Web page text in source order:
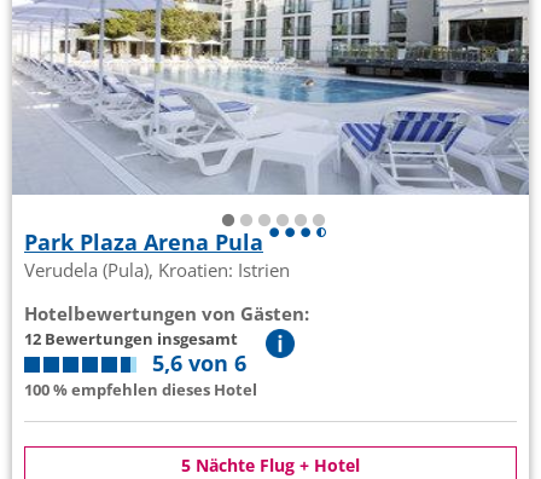
Park Plaza Arena Pula
Verudela (Pula), Kroatien: Istrien
Hotelbewertungen von Gästen:
12 Bewertungen insgesamt
5,6 von 6
100 % empfehlen dieses Hotel
5 Nächte Flug + Hotel